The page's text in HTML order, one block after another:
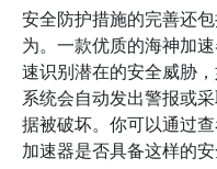
安全防护措施的完善还
为。一款优质的海神加
速识别潜在的安全威胁
系统会自动发出警报或
据被破坏。你可以通过
加速器是否具备这样的安